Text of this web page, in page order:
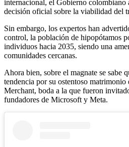
internacional, el Gobierno colombiano
decisión oficial sobre la viabilidad del
Sin embargo, los expertos han
control, la población de hipopótamos
individuos hacia 2035, siendo una
comunidades cercanas.
Ahora bien, sobre el magnate se sabe
tendencia por su ostentoso
Merchant, boda a la que fueron
fundadores de Microsoft y Meta.